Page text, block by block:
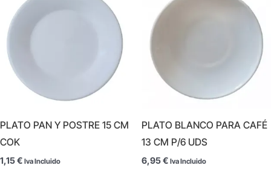
PLATO PAN Y POSTRE 15 CM
COK
1,15€ Iva Incluido
PLATO BLANCO PARA CAFÉ
13 CM P/6 UDS
6,95€ Iva Incluido